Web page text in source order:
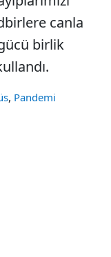
canla
birlik
, Pandemi